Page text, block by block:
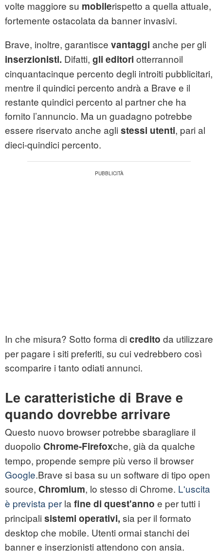
volte maggiore su mobilerispetto a quella attuale,
fortemente ostacolata da banner invasivi.
Brave, inoltre, garantisce vantaggi anche per gli
inserzionisti. Difatti, gli editori otterrannoil
cinquantacinque percento degli introiti pubblicitari,
mentre il quindici percento andrà a Brave e il
restante quindici percento al partner che ha
fornito l’annuncio. Ma un guadagno potrebbe
essere riservato anche agli stessi utenti, pari al
dieci-quindici percento.
In che misura? Sotto forma di credito da utilizzare
per pagare i siti preferiti, su cui vedrebbero così
scomparire i tanto odiati annunci.
Le caratteristiche di Brave e
quando dovrebbe arrivare
Questo nuovo browser potrebbe sbaragliare il
duopolio Chrome-Firefoxche, già da qualche
tempo, propende sempre più verso il browser
Google.Brave si basa su un software di tipo open
source, Chromium, lo stesso di Chrome. L'uscita
è prevista per la fine di quest'anno e per tutti i
principali sistemi operativi, sia per il formato
desktop che mobile. Utenti ormai stanchi dei
banner e inserzionisti attendono con ansia.